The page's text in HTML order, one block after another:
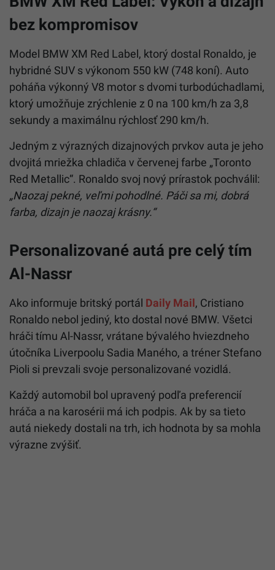
bez kompromisov
Model BMW XM Red Label, ktorý dostal Ronaldo, je
hybridné SUV s výkonom 550 kW (748 koní). Auto
poháňa výkonný V8 motor s dvomi turbodúchadlami,
ktorý umožňuje zrýchlenie z 0 na 100 km/h za 3,8
sekundy a maximálnu rýchlosť 290 km/h.
Jedným z výrazných dizajnových prvkov auta je jeho
dvojitá mriežka chladiča v červenej farbe „Toronto
Red Metallic“. Ronaldo svoj nový prírastok pochválil:
„Naozaj pekné, veľmi pohodlné. Páči sa mi, dobrá
farba, dizajn je naozaj krásny.“
Personalizované autá pre celý tím
Al-Nassr
Ako informuje britský portál Daily Mail, Cristiano
Ronaldo nebol jediný, kto dostal nové BMW. Všetci
hráči tímu Al-Nassr, vrátane bývalého hviezdneho
útočníka Liverpoolu Sadia Maného, a tréner Stefano
Pioli si prevzali svoje personalizované vozidlá.
Každý automobil bol upravený podľa preferencií
hráča a na karosérii má ich podpis. Ak by sa tieto
autá niekedy dostali na trh, ich hodnota by sa mohla
výrazne zvýšiť.